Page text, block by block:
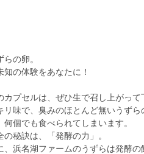
の卵。
の体験をあなたに！
プセルは、ぜひ生で召し上がって
味で、臭みのほとんど無いうずら
個でも食べられてしまいます。
秘訣は、「発酵の力」。
浜名湖ファームのうずらは発酵の